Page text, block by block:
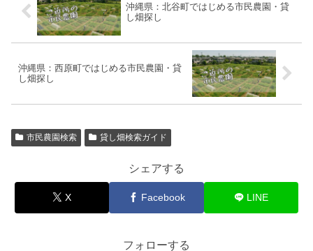
沖縄県：北谷町ではじめる市民農園・貸
し畑探し
沖縄県：西原町ではじめる市民農園・貸
し畑探し
市民農園検索 貸し畑検索ガイド
シェアする
X Facebook LINE
フォローする